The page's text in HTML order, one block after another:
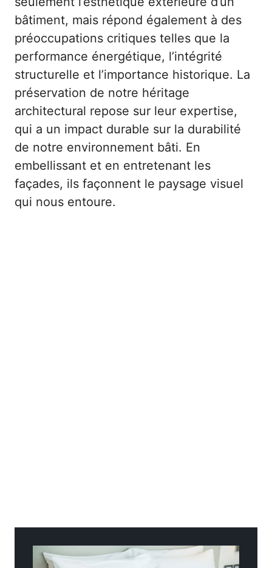
bâtiment, mais répond également à des
préoccupations critiques telles que la
performance énergétique, l’intégrité
structurelle et l’importance historique. La
préservation de notre héritage
architectural repose sur leur expertise,
qui a un impact durable sur la durabilité
de notre environnement bâti. En
embellissant et en entretenant les
façades, ils façonnent le paysage visuel
qui nous entoure.